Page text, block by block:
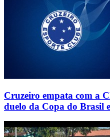
Cruzeiro empata com a
duelo da Copa do Brasil